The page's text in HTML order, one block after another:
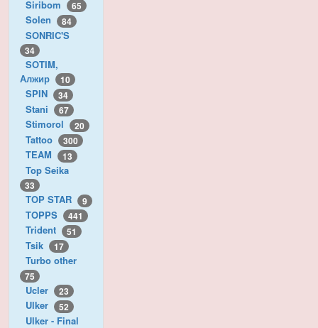
Siribom 65
Solen 84
SONRIC'S
34
SOTIM,
Алжир
10
SPIN 34
Stani 67
Stimorol 20
Tattoo 300
TEAM 13
Top Seika
33
TOP STAR 9
TOPPS 441
Trident 51
Tsik 17
Turbo other
75
Ucler 23
Ulker 52
Ulker - Final